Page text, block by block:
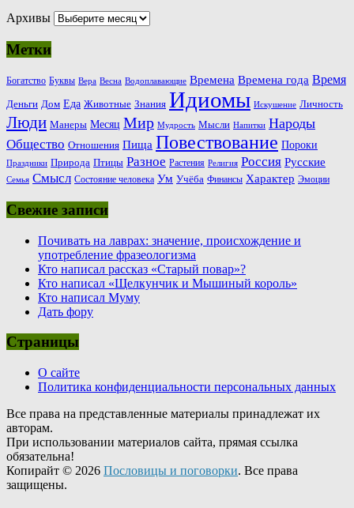
Архивы
Метки
Богатство Буквы Вера Весна Водоплавающие Времена Времена года Время
Деньги Дом Еда Животные Знания Идиомы Искушение Личность
Люди Манеры Месяц Мир Мудрость Мысли Напитки Народы
Общество Отношения Пища Повествование Пороки
Праздники Природа Птицы Разное Растения Религия Россия Русские
Семья Смысл Состояние человека Ум Учёба Финансы Характер Эмоции
Свежие записи
Почивать на лаврах: значение, происхождение и
употребление фразеологизма
Кто написал рассказ «Старый повар»?
Кто написал «Щелкунчик и Мышиный король»
Кто написал Муму
Дать фору
Страницы
О сайте
Политика конфиденциальности персональных данных
Все права на представленные материалы принадлежат их
авторам.
При использовании материалов сайта, прямая ссылка
обязательна!
Копирайт © 2026 Пословицы и поговорки. Все права
защищены.